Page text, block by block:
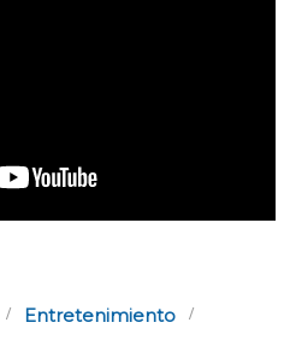
Entretenimiento